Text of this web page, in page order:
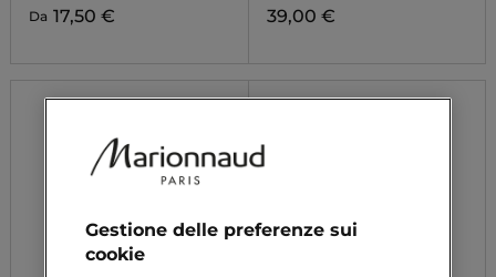
Da 17,50 € 39,00 €
Gestione delle preferenze sui
cookie